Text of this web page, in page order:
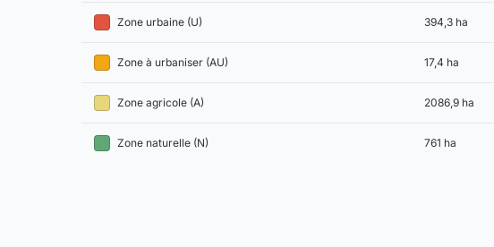
Zone urbaine (U) 394,3 ha
Zone à urbaniser (AU) 17,4 ha
Zone agricole (A) 2086,9 ha
Zone naturelle (N) 761 ha